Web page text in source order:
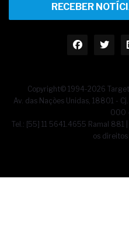
RECEBER
Copyright© 1994-2026
Av. das Nações Unidas, 18801 -
000
Tel.: [55] 11 5641.4655 Ramal
os